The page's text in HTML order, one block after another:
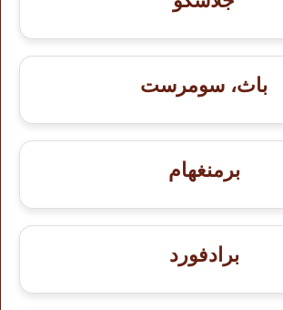
باث، سومرست
برمنغهام
برادفورد